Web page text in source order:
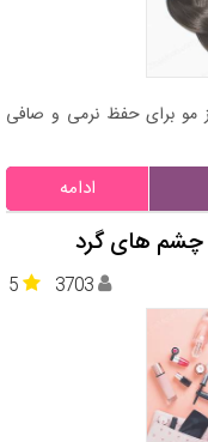
مو برای حفظ نرمی و صافی
ادامه
چشم های گرد
5 3703